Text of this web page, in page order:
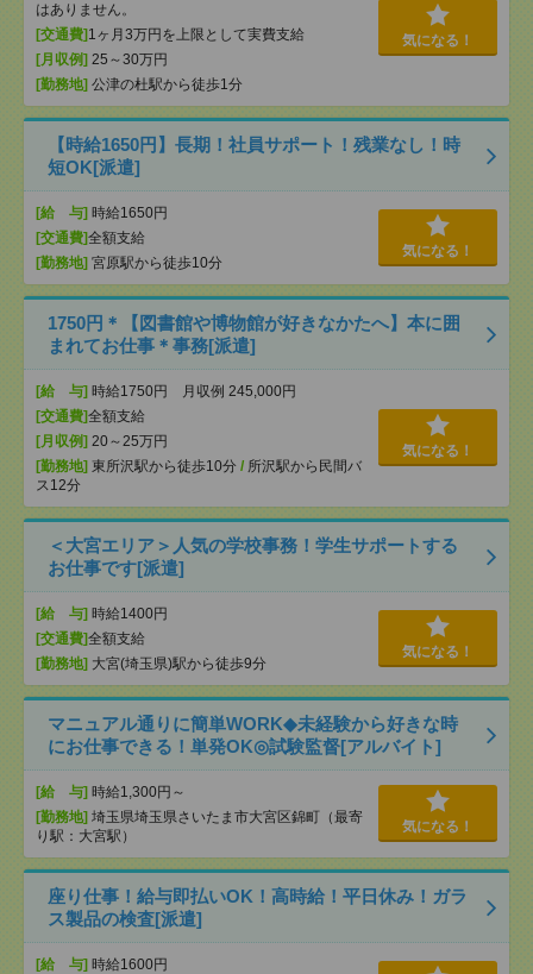
はありません。
[交通費] 1ヶ月3万円を上限として実費支給
[月収例] 25～30万円
[勤務地] 公津の杜駅から徒歩1分
気になる！
【時給1650円】長期！社員サポート！残業なし！時
短OK[派遣]
[給 与] 時給1650円
[交通費]全額支給
[勤務地] 宮原駅から徒歩10分
気になる！
1750円＊【図書館や博物館が好きなかたへ】本に囲
まれてお仕事＊事務[派遣]
[給 与] 時給1750円 月収例 245,000円
[交通費]全額支給
[月収例] 20～25万円
[勤務地] 東所沢駅から徒歩10分 / 所沢駅から民間バ
ス12分
気になる！
＜大宮エリア＞人気の学校事務！学生サポートする
お仕事です[派遣]
[給 与] 時給1400円
[交通費]全額支給
[勤務地] 大宮(埼玉県)駅から徒歩9分
気になる！
マニュアル通りに簡単WORK◆未経験から好きな時
にお仕事できる！単発OK◎試験監督[アルバイト]
[給 与] 時給1,300円～
[勤務地] 埼玉県埼玉県さいたま市大宮区錦町（最寄
り駅：大宮駅）
気になる！
座り仕事！給与即払いOK！高時給！平日休み！ガラ
ス製品の検査[派遣]
[給 与] 時給1600円